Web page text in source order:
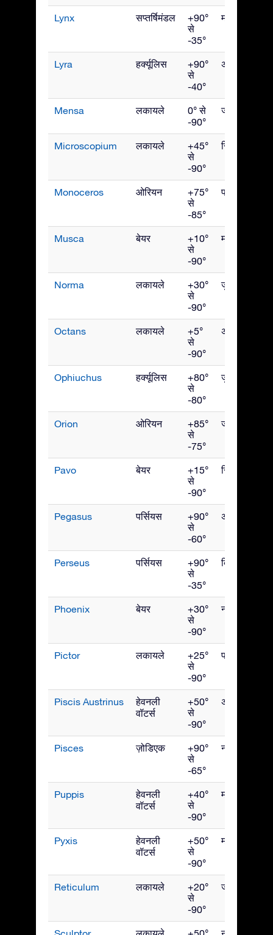
Lynx सप्तर्षिमंडल
+90°
से
-35°
मार्च
Lyra हर्क्यूलिस
+90°
से
-40°
अगस्त
Mensa लकायले
0° से
-90°
जनवरी
Microscopium लकायले
+45°
से
-90°
सितंबर
Monoceros ओरियन
+75°
से
-85°
फरवरी
Musca बेयर
+10°
से
-90°
मई
Norma लकायले
+30°
से
-90°
जुलाई
Octans लकायले
+5°
से
-90°
अक्टूबर
Ophiuchus हर्क्यूलिस
+80°
से
-80°
जुलाई
Orion ओरियन
+85°
से
-75°
जनवरी
Pavo बेयर
+15°
से
-90°
सितंबर
Pegasus पर्सियस
+90°
से
-60°
अक्टूबर
Perseus पर्सियस
+90°
से
-35°
दिसंबर
Phoenix बेयर
+30°
से
-90°
नवंबर
Pictor लकायले
+25°
से
-90°
फरवरी
Piscis Austrinus
हेवनली
वॉटर्स
+50°
से
-90°
अक्टूबर
Pisces ज़ोडिएक
+90°
से
-65°
नवंबर
Puppis
हेवनली
वॉटर्स
+40°
से
-90°
मार्च
Pyxis
हेवनली
वॉटर्स
+50°
से
-90°
मार्च
Reticulum लकायले
+20°
से
-90°
जनवरी